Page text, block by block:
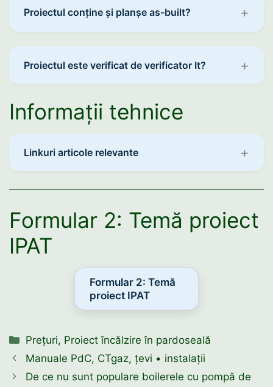
Proiectul conține și planșe as-built?
Proiectul este verificat de verificator It?
Informații tehnice
Linkuri articole relevante
Formular 2: Temă proiect
IPAT
Formular 2: Temă
proiect IPAT
Categorii
Prețuri, Proiect încălzire în pardoseală
Manuale PdC, CTgaz, țevi • instalații
De ce nu sunt populare boilerele cu pompă de